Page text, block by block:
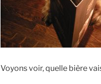
Voyons voir, quelle bière